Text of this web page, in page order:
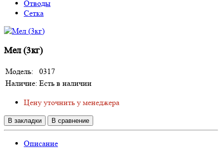
Отводы
Сетка
Мел (3кг)
Модель:
0317
Наличие: Есть в наличии
Цену уточнить у менеджера
В закладки В сравнение
Описание